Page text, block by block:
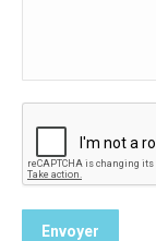
Envoyer